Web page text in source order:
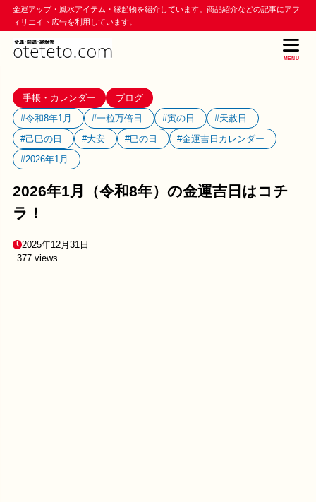
金運アップ・風水アイテム・縁起物を紹介しています。商品紹介などの記事にアフ
ィリエイト広告を利用しています。
MENU
手帳・カレンダー
ブログ
#令和8年1月
#一粒万倍日 #寅の日
#天赦日
#己巳の日
#大安 #巳の日
#金運吉日カレンダー
#2026年1月
2026年1月（令和8年）の金運吉日はコチ
ラ！
2025年12月31日
377 views